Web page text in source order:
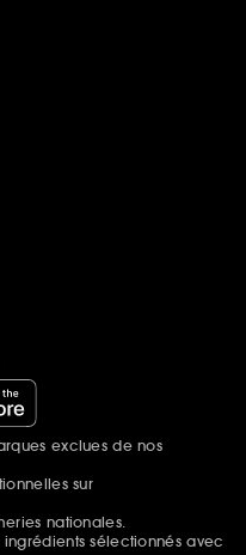
exclues de nos
sur
nationales.
sélectionnés avec